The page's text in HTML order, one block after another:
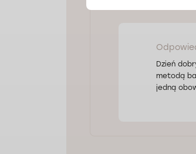
Dzień
metodą
jedną